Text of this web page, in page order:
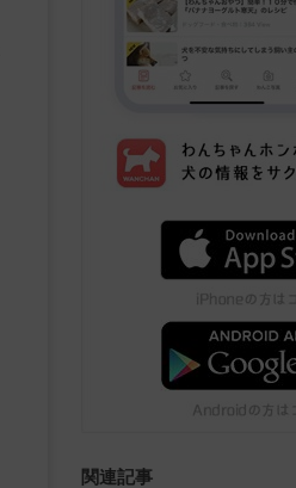
関連記事